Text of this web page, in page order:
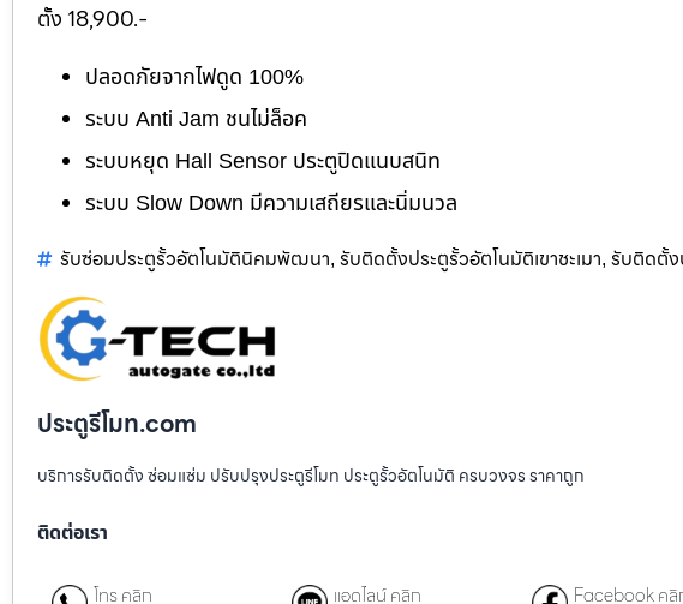
ตั้ง 18,900.-
ปลอดภัยจากไฟดูด 100%
ระบบ Anti Jam ชนไม่ล็อค
ระบบหยุด Hall Sensor ประตูปิดแนบสนิท
ระบบ Slow Down มีความเสถียรและนิ่มนวล
รับซ่อมประตูรั้วอัตโนมัตินิคมพัฒนา, รับติดตั้งประตูรั้วอัตโนมัติเขาชะเมา, รับติดตั้ง
ประตูรีโมท.com
บริการรับติดตั้ง ซ่อมแซ่ม ปรับปรุงประตูรีโมท ประตูรั้วอัตโนมัติ ครบวงจร ราคาถูก
ติดต่อเรา
โทร คลิก แอดไลน์ คลิก Facebook คลิ